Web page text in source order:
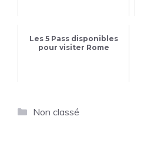
Les 5 Pass disponibles
pour visiter Rome
Catégories
Non classé